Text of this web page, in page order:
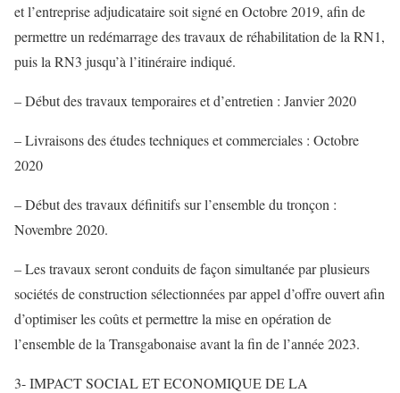
et l’entreprise adjudicataire soit signé en Octobre 2019, afin de
permettre un redémarrage des travaux de réhabilitation de la RN1,
puis la RN3 jusqu’à l’itinéraire indiqué.
– Début des travaux temporaires et d’entretien : Janvier 2020
– Livraisons des études techniques et commerciales : Octobre
2020
– Début des travaux définitifs sur l’ensemble du tronçon :
Novembre 2020.
– Les travaux seront conduits de façon simultanée par plusieurs
sociétés de construction sélectionnées par appel d’offre ouvert afin
d’optimiser les coûts et permettre la mise en opération de
l’ensemble de la Transgabonaise avant la fin de l’année 2023.
3- IMPACT SOCIAL ET ECONOMIQUE DE LA